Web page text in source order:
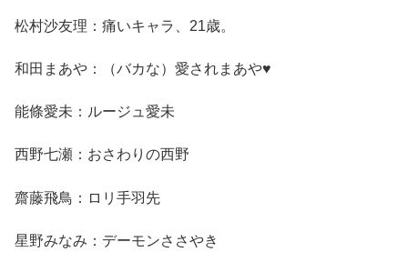
松村沙友理：痛いキャラ、21歳。
和田まあや：（バカな）愛されまあや♥
能條愛未：ルージュ愛未
西野七瀬：おさわりの西野
齋藤飛鳥：ロリ手羽先
星野みなみ：デーモンささやき